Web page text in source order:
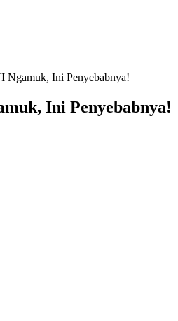
Ngamuk, Ini Penyebabnya!
Ini Penyebabnya!